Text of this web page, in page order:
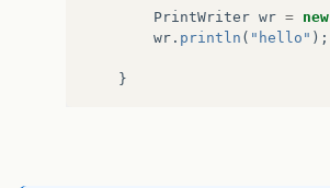
PrintWriter wr = new
wr . println ( "hello" );
}